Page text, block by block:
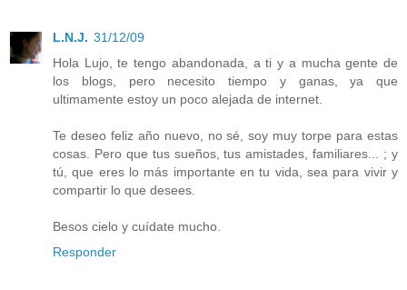
L.N.J. 31/12/09
Hola Lujo, te tengo abandonada, a ti y a mucha gente de
los blogs, pero necesito tiempo y ganas, ya que
ultimamente estoy un poco alejada de internet.
Te deseo feliz año nuevo, no sé, soy muy torpe para estas
cosas. Pero que tus sueños, tus amistades, familiares... ; y
tú, que eres lo más importante en tu vida, sea para vivir y
compartir lo que desees.
Besos cielo y cuídate mucho.
Responder